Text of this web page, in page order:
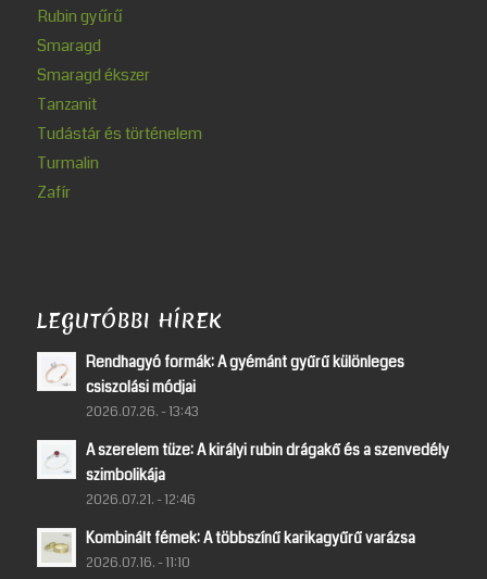
Rubin gyűrű
Smaragd
Smaragd ékszer
Tanzanit
Tudástár és történelem
Turmalin
Zafír
LEGUTÓBBI HÍREK
Rendhagyó formák: A gyémánt gyűrű különleges
csiszolási módjai
2026.07.26. - 13:43
A szerelem tüze: A királyi rubin drágakő és a szenvedély
szimbolikája
2026.07.21. - 12:46
Kombinált fémek: A többszínű karikagyűrű varázsa
2026.07.16. - 11:10